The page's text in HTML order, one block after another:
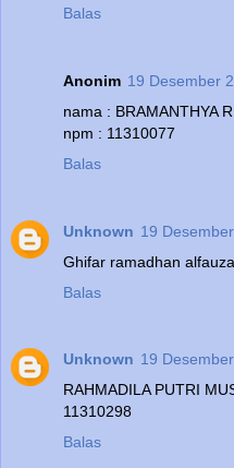
Balas
Anonim 19 Desember
nama : BRAMANTHYA
npm : 11310077
Balas
Unknown 19
Ghifar ramadhan
Balas
Unknown 19
RAHMADILA PUTRI
11310298
Balas